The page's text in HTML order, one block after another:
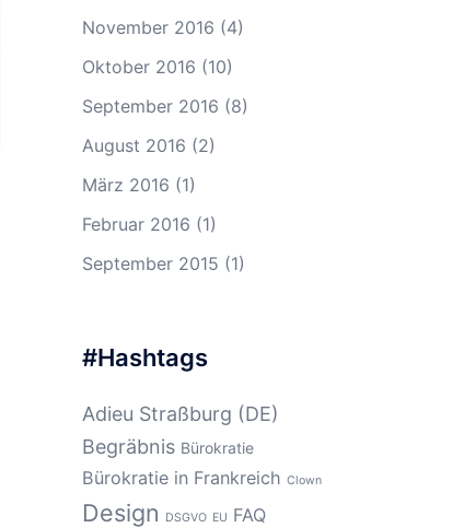
November 2016 (4)
Oktober 2016 (10)
September 2016 (8)
August 2016 (2)
März 2016 (1)
Februar 2016 (1)
September 2015 (1)
#Hashtags
Adieu Straßburg (DE)
Begräbnis Bürokratie
Bürokratie in Frankreich Clown
Design DSGVO EU FAQ